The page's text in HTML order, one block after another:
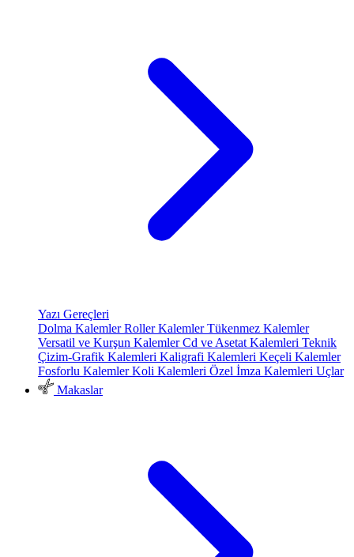
Yazı Gereçleri
Dolma KalemlerRoller KalemlerTükenmez Kalemler
Versatil ve Kurşun KalemlerCd ve Asetat Kalemleri Teknik
Çizim-Grafik Kalemleri Kaligrafi Kalemleri Keçeli Kalemler
Fosforlu KalemlerKoli Kalemleri Özel İmza Kalemleri Uçlar
Makaslar